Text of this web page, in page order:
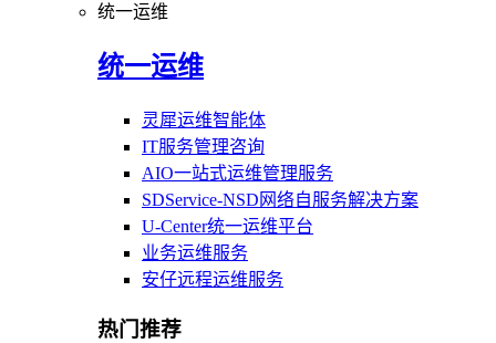
统一运维
统一运维
灵犀运维智能体
IT服务管理咨询
AIO一站式运维管理服务
SDService-NSD网络自服务解决方案
U-Center统一运维平台
业务运维服务
安仔远程运维服务
热门推荐